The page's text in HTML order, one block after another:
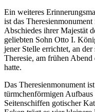
Ein weiteres
ist das
Abschiedes ihrer Majestät
geliebten Sohn Otto I.
jener Stelle errichtet, an
Theresie, am frühen
hatte.
Das Theresienmonument
türmchenförmigen Aufbaus
Seitenschiffen gotischer